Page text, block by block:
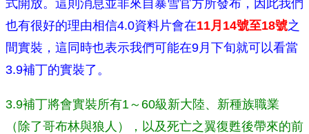
式開放。這則消息並非來自暴雪官方所發布，因此我們
也有很好的理由相信4.0資料片會在11月14號至18號之
間實裝，這同時也表示我們可能在9月下旬就可以看當
3.9補丁的實裝了。
3.9補丁將會實裝所有1～60級新大陸、新種族職業
（除了哥布林與狼人），以及死亡之翼復甦後帶來的前